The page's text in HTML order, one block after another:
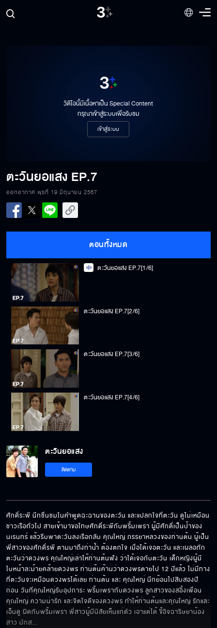
วิดีโอนี้มีเนื้อหาเป็น Special Content
กรุณาเข้าสู่ระบบเพื่อรับชม
เข้าสู่ระบบ
ตะวันยอแสง EP.7
ออกอากาศ พุธที่ 19 มิถุนายน 2567
ตอนทั้งหมด
ตะวันยอแสง EP.7[1/6]
ตะวันยอแสง EP.7[2/6]
ตะวันยอแสง EP.7[3/6]
ตะวันยอแสง EP.7[4/6]
ตะวันยอแสง
ติดตาม
ศักดิ์ระพี นึกชื่นชมในคำพูดฉะฉานของตะวัน และแปลกใจที่ตะวัน ดูไม่เหมือน
ชาวเรือทั่วไป สายเข้ามาขอโทษศักดิ์ระพีกับพริ้มเพรา ผู้มีศักดิ์เป็นป้าของ
นเรนทร์ แล้วรีบพาตะวันลงเรือกลับ คุณใหญ่ ภรรยาหลวงของท่านต้น ผู้เป็น
พี่สาวของศักดิ์รพี ตามมาถึงท่าน้ำ ต้องตกใจ เมื่อได้เจอตะวัน และเผลอทัก
ตะวันว่าดวงพร คุณใหญ่เล่าให้ท่านต้นฟัง ว่าได้เจอกับตะวัน เด็กหญิงผู้มี
ใบหน้าละม้ายคล้ายดวงพร ท่านต้นค้านว่าดวงพรตายไป 12 ปีแล้ว ไม่มีทาง
ที่ตะวันจะเหมือนดวงพรได้เลย ท่านต้น และ คุณใหญ่ นึกย้อนไปสิบสองปี
ก่อน วันที่คุณใหญ่รับอุปการะ พริ้มเพรากับดวงพร ลูกสาวของสอิ้งเพื่อน
คุณใหญ่ ความน่ารัก และจิตใจดีของดวงพร ทำให้ท่านต้นและคุณใหญ่ รักและ
เอ็นดู ผิดกับพริ้มเพรา พี่สาวผู้มีนิสัยเห็นแก่ตัว เอาแต่ได้ ขี้อิจฉาริษยาน้อง
สาว มักส...